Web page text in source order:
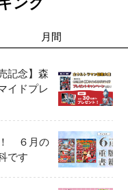
月間
記念】森
イドプレ
！ ６月の
です